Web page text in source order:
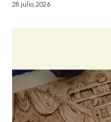
28 julio, 2026